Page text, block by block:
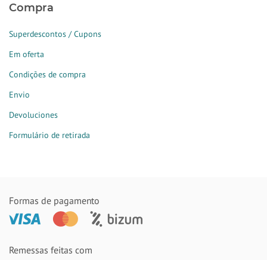
Compra
Superdescontos / Cupons
Em oferta
Condições de compra
Envio
Devoluciones
Formulário de retirada
Formas de pagamento
Remessas feitas com